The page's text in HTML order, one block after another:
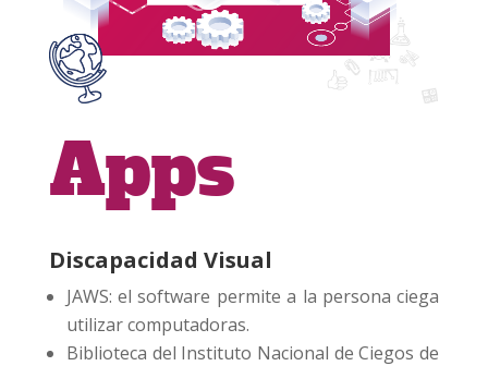
Apps
Discapacidad Visual
JAWS: el software permite a la persona ciega
utilizar computadoras.
Biblioteca del Instituto Nacional de Ciegos de